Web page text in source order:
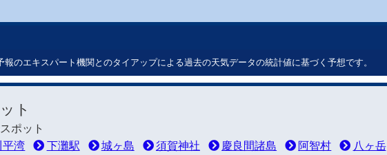
のエキスパート機関とのタイアップによる過去の天気データの統計値に基づく予想です。
ト
ポット
平湾 下灘駅 城ヶ島 須賀神社 慶良間諸島 阿智村 八ヶ岳